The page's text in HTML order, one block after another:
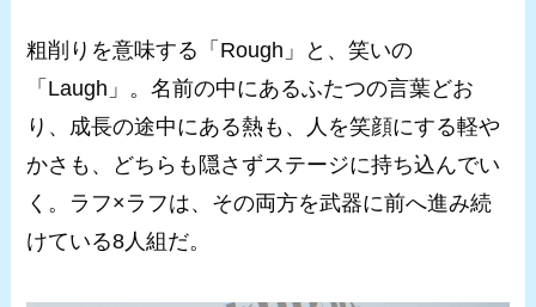
粗削りを意味する「Rough」と、笑いの
「Laugh」。名前の中にあるふたつの言葉どお
り、成長の途中にある熱も、人を笑顔にする軽や
かさも、どちらも隠さずステージに持ち込んでい
く。ラフ×ラフは、その両方を武器に前へ進み続
けている8人組だ。